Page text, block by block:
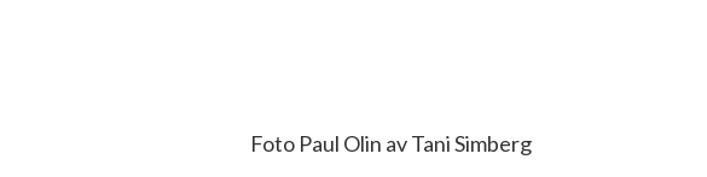
Foto Paul Olin av Tani Simberg